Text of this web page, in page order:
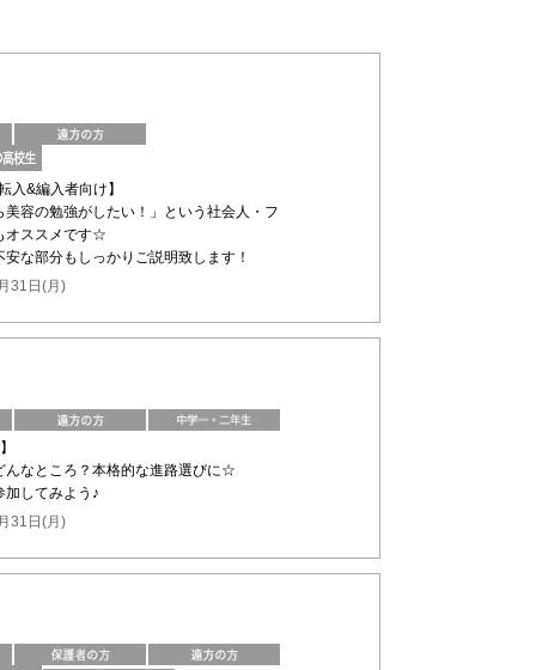
入&編入者向け】
美容の勉強がしたい！」という社会人・フ
オススメです☆
な部分もしっかりご説明致します！
31日(月)
んなところ？本格的な進路選びに☆
加してみよう♪
31日(月)